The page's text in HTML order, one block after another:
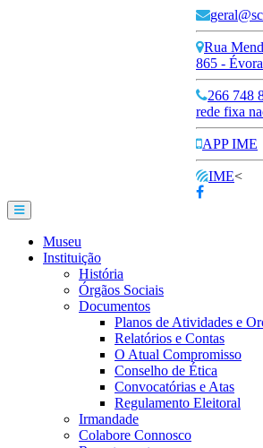
Rua
865 - Évora
266 748
rede fixa
APP IME
IME<
Museu
Instituição
História
Órgãos Sociais
Documentos
Planos de Atividades e
Relatórios e Contas
O Atual Compromisso
Conselho de Ética
Convocatórias e Atas
Regulamento Eleitoral
Irmandade
Colabore Connosco